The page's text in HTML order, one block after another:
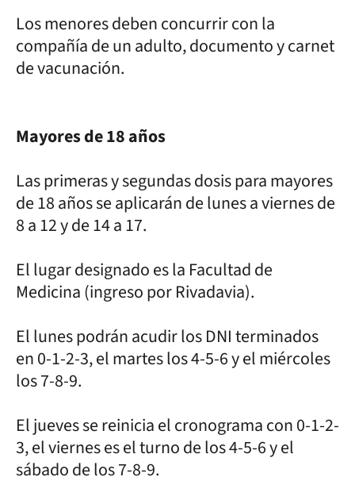
Los menores deben concurrir con la
compañía de un adulto, documento y carnet
de vacunación.
Mayores de 18 años
Las primeras y segundas dosis para mayores
de 18 años se aplicarán de lunes a viernes de
8 a 12 y de 14 a 17.
El lugar designado es la Facultad de
Medicina (ingreso por Rivadavia).
El lunes podrán acudir los DNI terminados
en 0-1-2-3, el martes los 4-5-6 y el miércoles
los 7-8-9.
El jueves se reinicia el cronograma con 0-1-2-
3, el viernes es el turno de los 4-5-6 y el
sábado de los 7-8-9.